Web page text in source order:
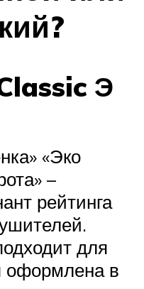
Э
«Эко
–
рейтинга
для
оформлена в